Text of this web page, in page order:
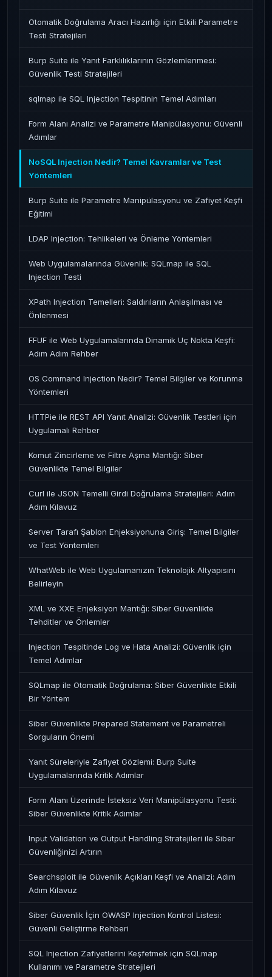
Otomatik Doğrulama Aracı Hazırlığı için Etkili Parametre
Testi Stratejileri
Burp Suite ile Yanıt Farklılıklarının Gözlemlenmesi:
Güvenlik Testi Stratejileri
sqlmap ile SQL Injection Tespitinin Temel Adımları
Form Alanı Analizi ve Parametre Manipülasyonu: Güvenli
Adımlar
NoSQL Injection Nedir? Temel Kavramlar ve Test
Yöntemleri
Burp Suite ile Parametre Manipülasyonu ve Zafiyet Keşfi
Eğitimi
LDAP Injection: Tehlikeleri ve Önleme Yöntemleri
Web Uygulamalarında Güvenlik: SQLmap ile SQL
Injection Testi
XPath Injection Temelleri: Saldırıların Anlaşılması ve
Önlenmesi
FFUF ile Web Uygulamalarında Dinamik Uç Nokta Keşfi:
Adım Adım Rehber
OS Command Injection Nedir? Temel Bilgiler ve Korunma
Yöntemleri
HTTPie ile REST API Yanıt Analizi: Güvenlik Testleri için
Uygulamalı Rehber
Komut Zincirleme ve Filtre Aşma Mantığı: Siber
Güvenlikte Temel Bilgiler
Curl ile JSON Temelli Girdi Doğrulama Stratejileri: Adım
Adım Kılavuz
Server Tarafı Şablon Enjeksiyonuna Giriş: Temel Bilgiler
ve Test Yöntemleri
WhatWeb ile Web Uygulamanızın Teknolojik Altyapısını
Belirleyin
XML ve XXE Enjeksiyon Mantığı: Siber Güvenlikte
Tehditler ve Önlemler
Injection Tespitinde Log ve Hata Analizi: Güvenlik için
Temel Adımlar
SQLmap ile Otomatik Doğrulama: Siber Güvenlikte Etkili
Bir Yöntem
Siber Güvenlikte Prepared Statement ve Parametreli
Sorguların Önemi
Yanıt Süreleriyle Zafiyet Gözlemi: Burp Suite
Uygulamalarında Kritik Adımlar
Form Alanı Üzerinde İsteksiz Veri Manipülasyonu Testi:
Siber Güvenlikte Kritik Adımlar
Input Validation ve Output Handling Stratejileri ile Siber
Güvenliğinizi Artırın
Searchsploit ile Güvenlik Açıkları Keşfi ve Analizi: Adım
Adım Kılavuz
Siber Güvenlik İçin OWASP Injection Kontrol Listesi:
Güvenli Geliştirme Rehberi
SQL Injection Zafiyetlerini Keşfetmek için SQLmap
Kullanımı ve Parametre Stratejileri